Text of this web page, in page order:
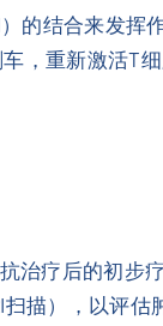
的结合来发
，重新激活T
疗后的初步
描），以评